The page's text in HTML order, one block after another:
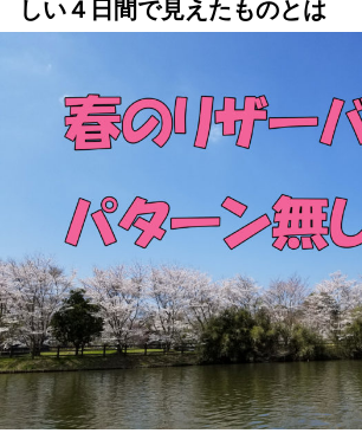
しい４日間で見えたものとは